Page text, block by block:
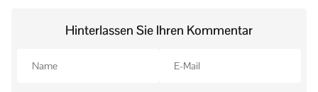
Hinterlassen Sie Ihren Kommentar